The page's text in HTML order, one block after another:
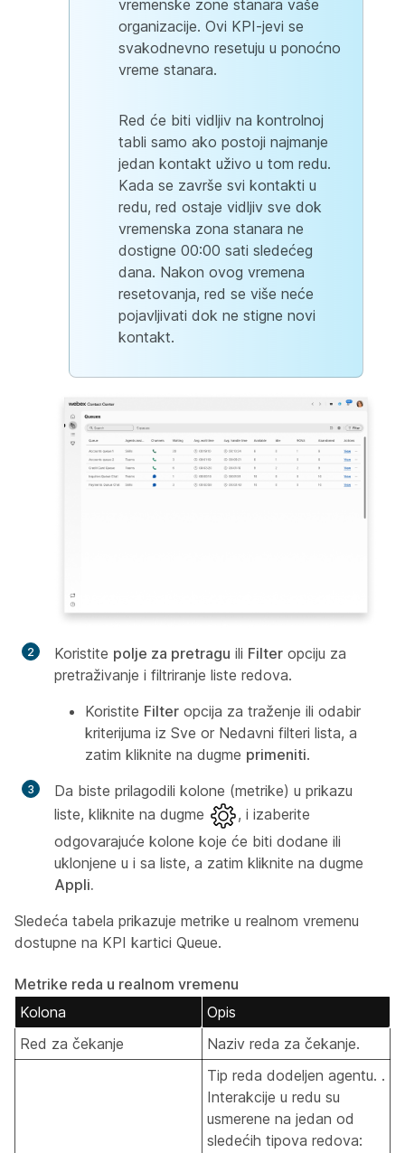
vremenske zone stanara vaše
organizacije. Ovi KPI-jevi se
svakodnevno resetuju u ponoćno
vreme stanara.
Red će biti vidljiv na kontrolnoj
tabli samo ako postoji najmanje
jedan kontakt uživo u tom redu.
Kada se završe svi kontakti u
redu, red ostaje vidljiv sve dok
vremenska zona stanara ne
dostigne 00:00 sati sledećeg
dana. Nakon ovog vremena
resetovanja, red se više neće
pojavljivati dok ne stigne novi
kontakt.
Koristite polje za pretragu ili Filter opciju za
pretraživanje i filtriranje liste redova.
Koristite Filter opcija za traženje ili odabir
kriterijuma iz Sve or Nedavni filteri lista, a
zatim kliknite na dugme primeniti.
Da biste prilagodili kolone (metrike) u prikazu
liste, kliknite na dugme
, i izaberite
odgovarajuće kolone koje će biti dodane ili
uklonjene u i sa liste, a zatim kliknite na dugme
Appli.
Sledeća tabela prikazuje metrike u realnom vremenu
dostupne na KPI kartici Queue.
Metrike reda u realnom vremenu
Kolona
Opis
Red za čekanje
Naziv reda za čekanje.
Tip reda dodeljen agentu. .
Interakcije u redu su
usmerene na jedan od
sledećih tipova redova: